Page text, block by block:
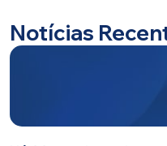
Notícias